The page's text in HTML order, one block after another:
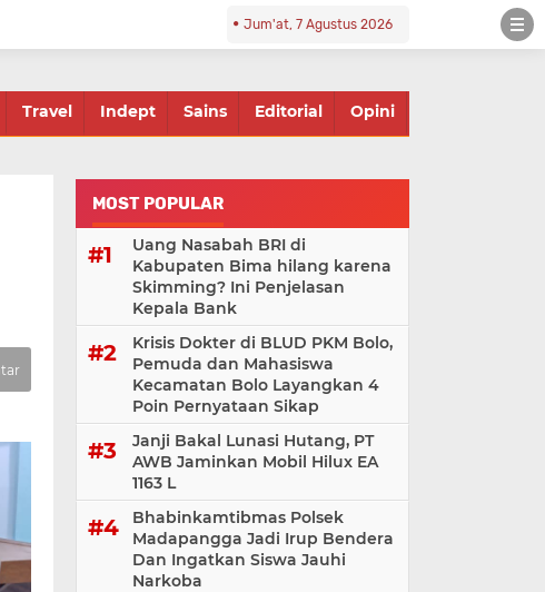
Jum'at, 7 Agustus 2026
Travel Indept Sains Editorial Opini
MOST POPULAR
Uang Nasabah BRI di
Kabupaten Bima hilang karena
Skimming? Ini Penjelasan
Kepala Bank
Krisis Dokter di BLUD PKM Bolo,
Pemuda dan Mahasiswa
Kecamatan Bolo Layangkan 4
Poin Pernyataan Sikap
Janji Bakal Lunasi Hutang, PT
AWB Jaminkan Mobil Hilux EA
1163 L
Bhabinkamtibmas Polsek
Madapangga Jadi Irup Bendera
Dan Ingatkan Siswa Jauhi
Narkoba